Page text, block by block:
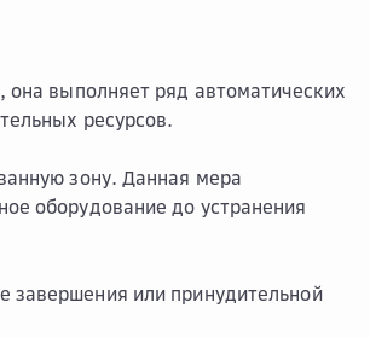
она выполняет ряд автоматических
ресурсов.
зону. Данная мера
оборудование до устранения
завершения или принудительной